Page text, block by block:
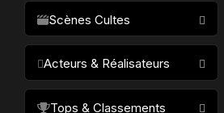
Drame / Thriller
Comédie/humour
Horreur
Fantastique
Scènes Cultes
Acteurs & Réalisateurs
Tops & Classements